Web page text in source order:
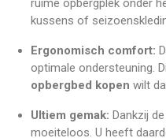
ruime opbergplek onder
kussens of
Ergonomisch comfort:
optimale ondersteuning.
opbergbed kopen wilt
Ultiem gemak: Dankzij
moeiteloos. U heeft